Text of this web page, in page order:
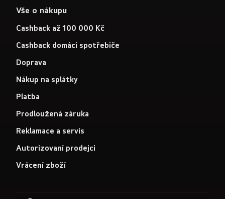
Vše o nákupu
Cashback až 100 000 Kč
Cashback domácí spotřebiče
Doprava
Nákup na splátky
Platba
Prodloužená záruka
Reklamace a servis
Autorizovaní prodejci
Vrácení zboží